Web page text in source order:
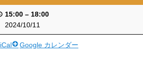
15:00 – 18:00
2024/10/11
iCal Google カレンダー